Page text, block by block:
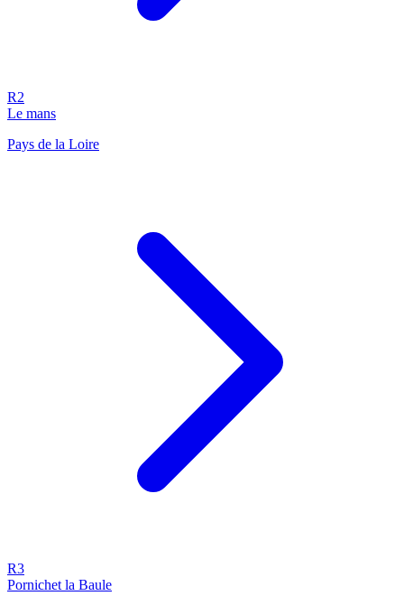
R2
Le mans
Pays de la Loire
R3
Pornichet la Baule